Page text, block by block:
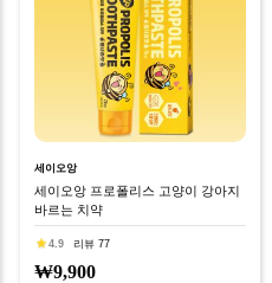
세이오앙
세이오앙 프로폴리스 고양이 강아지
바르는 치약
4.9 리뷰 77
₩9,900